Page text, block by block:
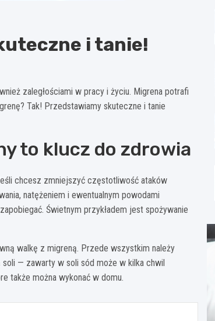
i tanie!
zaległościami w pracy i życiu. Migrena potrafi
Tak! Przedstawiamy skuteczne i tanie
to klucz do zdrowia
chcesz zmniejszyć częstotliwość ataków
natężeniem i ewentualnym powodami
Świetnym przykładem jest spożywanie
walkę z migreną. Przede wszystkim należy
soli — zawarty w soli sód może w kilka chwil
także można wykonać w domu.